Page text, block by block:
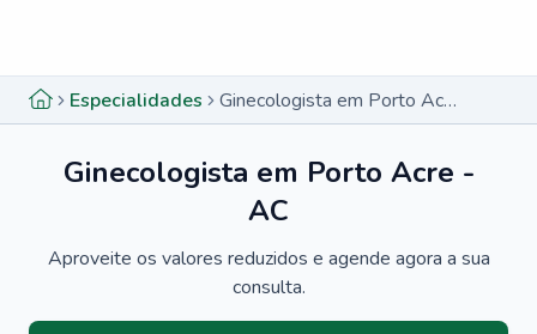
Especialidades Ginecologista em Porto Acre - AC
Ginecologista em Porto Acre -
AC
Aproveite os valores reduzidos e agende agora a sua
consulta.